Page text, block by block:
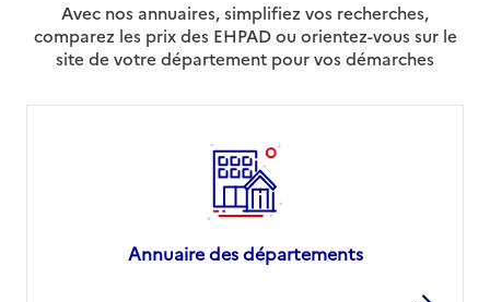
Avec nos annuaires, simplifiez vos recherches,
comparez les prix des EHPAD ou orientez-vous sur le
site de votre département pour vos démarches
Annuaire des départements